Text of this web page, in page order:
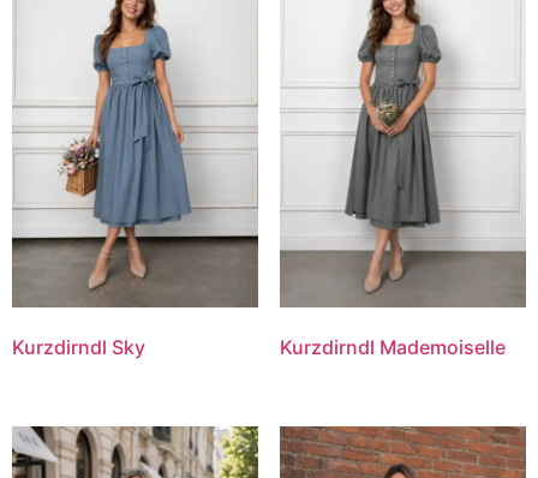
Kurzdirndl Sky Kurzdirndl Mademoiselle